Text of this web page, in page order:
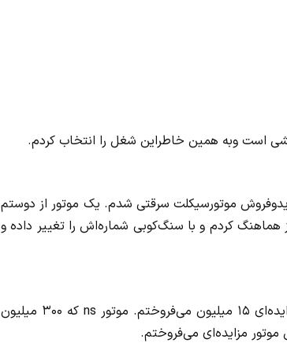
است وبه همین خاطراین شغل را انتخاب کردم.
موتورسیکلت سرقتی شدم. یک موتور از دوستم
کردم و با سنگ‌کوبی شماره‌اش را تغییر داده و
موتور هوندا ۱۲۵ سی‌سی را هفت میلیون می‌خریدم و با تغییر ارکان به اسم مزایده‌ای ۱۵ میلیون می‌فروختم. موتور ns که ۳۰۰ میلیون